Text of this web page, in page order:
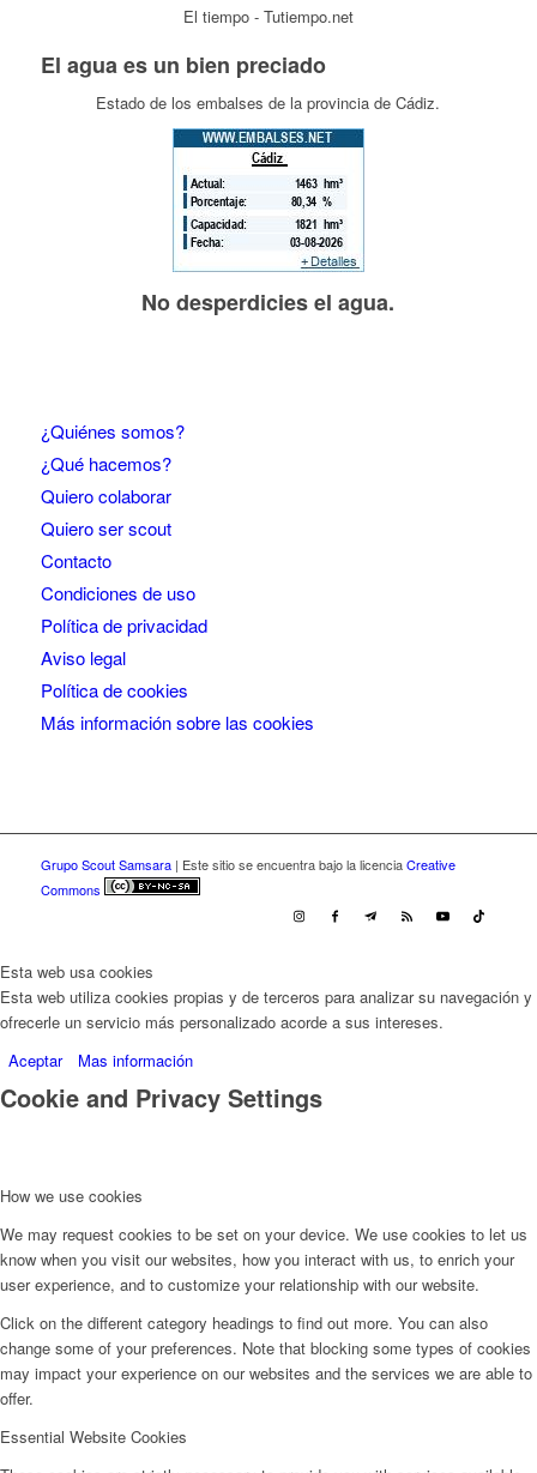
El tiempo - Tutiempo.net
El agua es un bien preciado
Estado de los embalses de la provincia de Cádiz.
No desperdicies el agua.
¿Quiénes somos?
¿Qué hacemos?
Quiero colaborar
Quiero ser scout
Contacto
Condiciones de uso
Política de privacidad
Aviso legal
Política de cookies
Más información sobre las cookies
Grupo Scout Samsara| Este sitio se encuentra bajo la licenciaCreative
Commons
Esta web usa cookies
Esta web utiliza cookies propias y de terceros para analizar su navegación y
ofrecerle un servicio más personalizado acorde a sus intereses.
Aceptar
Mas información
Cookie and Privacy Settings
How we use cookies
We may request cookies to be set on your device. We use cookies to let us
know when you visit our websites, how you interact with us, to enrich your
user experience, and to customize your relationship with our website.
Click on the different category headings to find out more. You can also
change some of your preferences. Note that blocking some types of cookies
may impact your experience on our websites and the services we are able to
offer.
Essential Website Cookies